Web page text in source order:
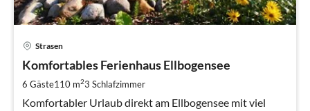
Strasen
Komfortables Ferienhaus Ellbogensee
6 Gäste110 m23 Schlafzimmer
Komfortabler Urlaub direkt am Ellbogensee mit viel